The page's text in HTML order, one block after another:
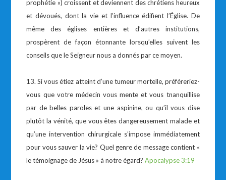
prophétie ») croissent et deviennent des chrétiens heureux
et dévoués, dont la vie et l’influence édifient l’Église. De
même des églises entières et d’autres institutions,
prospèrent de façon étonnante lorsqu’elles suivent les
conseils que le Seigneur nous a donnés par ce moyen.
13. Si vous étiez atteint d’une tumeur mortelle, préféreriez-
vous que votre médecin vous mente et vous tnanquillise
par de belles paroles et une aspinine, ou qu’il vous dise
plutôt la vénité, que vous êtes dangereusement malade et
qu’une intervention chirurgicale s’impose immédiatement
pour vous sauver la vie? Quel genre de message contient «
le témoignage de Jésus » à notre égard?Apocalypse 3:19